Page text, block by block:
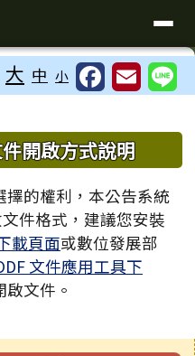
小全球資訊站
⏸
大 中 小
開啟方式說明
的權利，本公告系統
件格式，建議您安裝
載頁面或數位發展部
文件應用工具下
文件。